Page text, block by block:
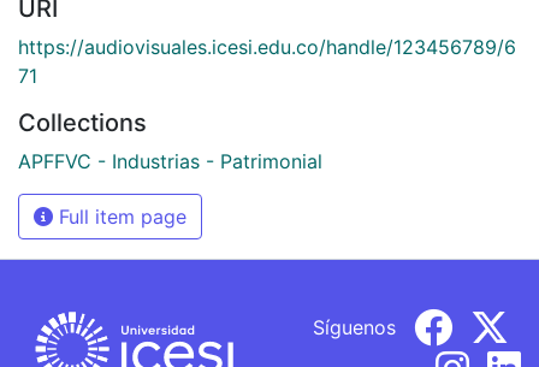
URI
https://audiovisuales.icesi.edu.co/handle/123456789/6
71
Collections
APFFVC - Industrias - Patrimonial
Full item page
Síguenos